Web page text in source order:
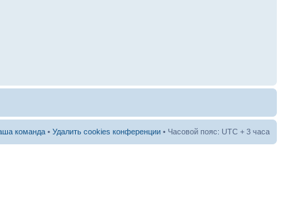
команда • Удалить cookies конференции • Часовой пояс: UTC + 3 часа